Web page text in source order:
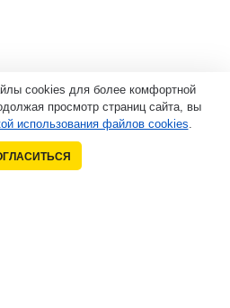
cookies для более комфортной
просмотр страниц сайта, вы
использования файлов cookies.